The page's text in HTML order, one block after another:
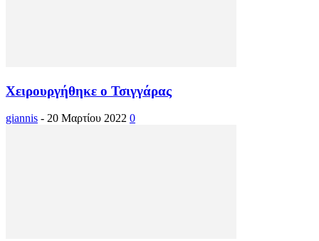
Χειρουργήθηκε ο Τσιγγάρας
giannis - 20 Μαρτίου 2022 0